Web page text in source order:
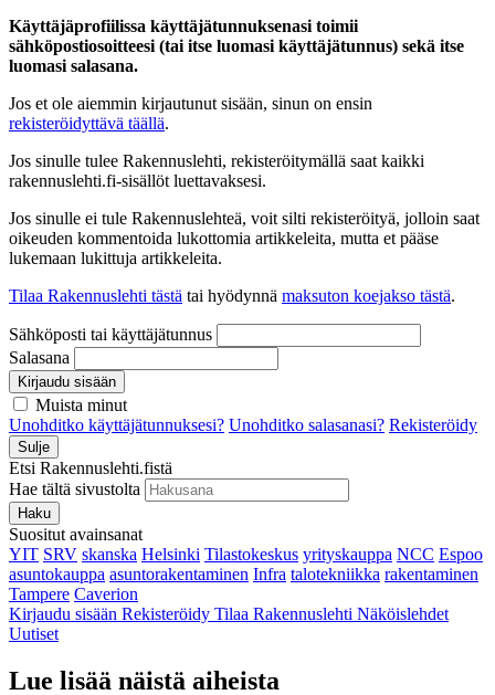
Käyttäjäprofiilissa käyttäjätunnuksenasi toimii
sähköpostiosoitteesi (tai itse luomasi käyttäjätunnus) sekä itse
luomasi salasana.
Jos et ole aiemmin kirjautunut sisään, sinun on ensin
rekisteröidyttävä täällä.
Jos sinulle tulee Rakennuslehti, rekisteröitymällä saat kaikki
rakennuslehti.fi-sisällöt luettavaksesi.
Jos sinulle ei tule Rakennuslehteä, voit silti rekisteröityä, jolloin saat
oikeuden kommentoida lukottomia artikkeleita, mutta et pääse
lukemaan lukittuja artikkeleita.
Tilaa Rakennuslehti tästä tai hyödynnä maksuton koejakso tästä.
Sähköposti tai käyttäjätunnus
Salasana
Kirjaudu sisään
Muista minut
Unohditko käyttäjätunnuksesi? Unohditko salasanasi? Rekisteröidy
Sulje
Etsi Rakennuslehti.fistä
Hae tältä sivustolta
Haku
Suositut avainsanat
YIT SRV skanska Helsinki Tilastokeskus yrityskauppa NCC Espoo
asuntokauppa asuntorakentaminen Infra talotekniikka rakentaminen
Tampere Caverion
Kirjaudu sisään Rekisteröidy Tilaa Rakennuslehti Näköislehdet
Uutiset
Lue lisää näistä aiheista